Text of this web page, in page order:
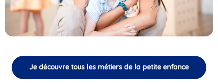
Je découvre tous les métiers de la petite enfance